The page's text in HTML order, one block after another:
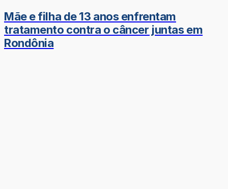
Mãe e filha de 13 anos enfrentam
tratamento contra o câncer juntas em
Rondônia